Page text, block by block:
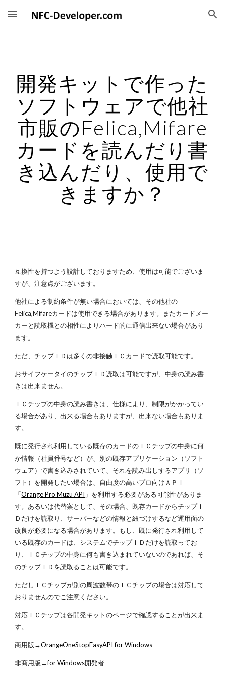
Skip to main content Skip to navigation
開発キットで作った
ソフトウェアで他社
市販のFelica,Mifare
カードを読んだり書
き込んだり、使用で
きますか？
互換性を持つよう設計しておりますため、使用は可能でございま
すが、注意点がございます。
他社による制約条件が無い場合においては、その他社の
Felica,Mifareカードは使用できる場合があります。またカードメー
カーと読取機との相性によりハード的に通信出来ない場合があり
ます。
ただ、チップＩＤは多くの非接触ＩＣカードで読取可能です。
おサイフケータイのチップＩＤ読取は可能ですが、中身の読み書
きは出来ません。
ＩＣチップの中身の読み書きは、仕様により、制限がかかってい
る場合があり、出来る場合もありますが、出来ない場合もありま
す。
既に発行され利用している既存のカードのＩＣチップの中身に何
か情報（社員番号など）が、別の既存アプリケーション（ソフト
ウェア）で書き込みされていて、それを読み出しするアプリ（ソ
フト）を開発したい場合は、自由度の高いプロ向けＡＰＩ
「Orange Pro Muzu API 」を利用する必要がある可能性がありま
す。あるいは代替案として、その場合、既存カードからチップＩ
Ｄだけを読取り、サーバーなどの情報と紐づけするなど運用面の
改良が必要になる場合があります。もし、既に発行され利用して
いる既存のカードは、システムでチップＩＤだけを読取ってお
り、ＩＣチップの中身に何も書き込まれていないのであれば、そ
のチップＩＤを読取ることは可能です。
ただしＩＣチップが別の周波数帯のＩＣチップの場合は対応して
おりませんのでご注意ください。
対応ＩＣチップは各開発キットのページで確認することが出来ま
す。
商用版→OrangeOneStopEasyAPI for Windows
非商用版→for Windows開発者